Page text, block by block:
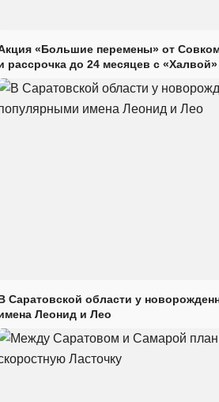
«Большие перемены» от
рассрочка до 24 месяцев с «Халвой»
Саратовской области у
Леонид и Лео